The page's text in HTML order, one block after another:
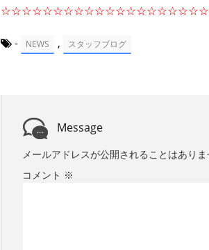
- NEWS , スタッフブログ
Message
メールアドレスが公開されることはありま
コメント ※